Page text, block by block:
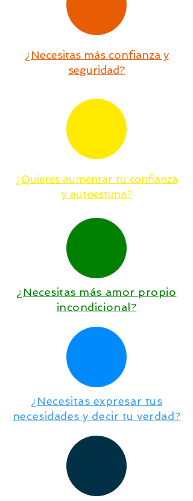
¿Necesitas más confianza y
seguridad?
¿Quieres aumentar tu confianza
y autoestima?
¿Necesitas más amor propio
incondicional?
¿Necesitas expresar tus
necesidades y decir tu verdad?